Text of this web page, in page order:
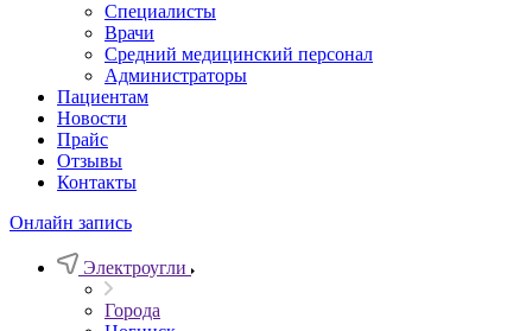
Специалисты
Врачи
Средний медицинский персонал
Администраторы
Пациентам
Новости
Прайс
Отзывы
Контакты
Онлайн запись
Электроугли
Города